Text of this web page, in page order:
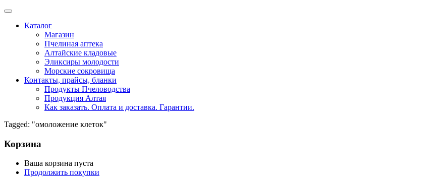
Каталог
Магазин
Пчелиная аптека
Алтайские кладовые
Эликсиры молодости
Морские сокровища
Контакты, прайсы, бланки
Продукты Пчеловодства
Продукция Алтая
Как заказать. Оплата и доставка. Гарантии.
Tagged: "омоложение клеток"
Корзина
Ваша корзина пуста
Продолжить покупки